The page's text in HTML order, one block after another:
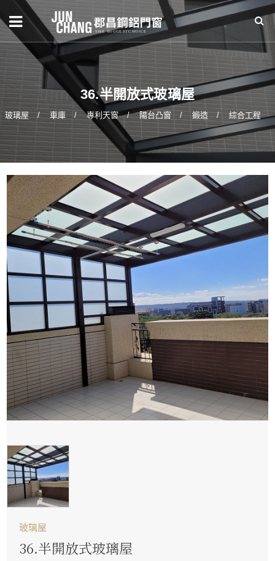
36.半開放式玻璃屋
玻璃屋 車庫 專利天窗 陽台凸窗 鍛造 綜合工程
玻璃屋
36.半開放式玻璃屋